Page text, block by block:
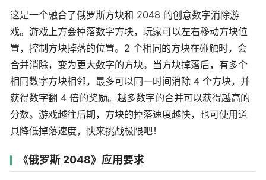
这是一个融合了俄罗斯方块和 2048 的创意数字消除游
戏。游戏上方会掉落数字方块，玩家可以左右移动方块位
置，控制方块掉落的位置。2 个相同的方块在碰触时，会
合并消除，变为更大数字的方块。当方块掉落后，有多个
相同数字方块相邻，最多可以同一时间消除 4 个方块，并
获得数字翻 4 倍的奖励。越多数字的合并可以获得越高的
分数。游戏越往后期，方块的掉落速度越快，也可使用道
具降低掉落速度，快来挑战极限吧！
《俄罗斯 2048》应用要求